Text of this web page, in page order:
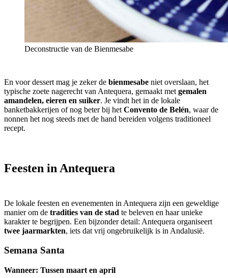
Deconstructie van de Bienmesabe
En voor dessert mag je zeker de bienmesabe niet overslaan, het
typische zoete nagerecht van Antequera, gemaakt met gemalen
amandelen, eieren en suiker. Je vindt het in de lokale
banketbakkerijen of nog beter bij het Convento de Belén, waar de
nonnen het nog steeds met de hand bereiden volgens traditioneel
recept.
Feesten in Antequera
De lokale feesten en evenementen in Antequera zijn een geweldige
manier om de tradities van de stad te beleven en haar unieke
karakter te begrijpen. Een bijzonder detail: Antequera organiseert
twee jaarmarkten, iets dat vrij ongebruikelijk is in Andalusië.
Semana Santa
Wanneer: Tussen maart en april